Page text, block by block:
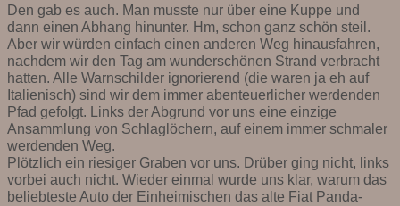
Den gab es auch. Man musste nur über eine Kuppe und
dann einen Abhang hinunter. Hm, schon ganz schön steil.
Aber wir würden einfach einen anderen Weg hinausfahren,
nachdem wir den Tag am wunderschönen Strand verbracht
hatten. Alle Warnschilder ignorierend (die waren ja eh auf
Italienisch) sind wir dem immer abenteuerlicher werdenden
Pfad gefolgt. Links der Abgrund vor uns eine einzige
Ansammlung von Schlaglöchern, auf einem immer schmaler
werdenden Weg.
Plötzlich ein riesiger Graben vor uns. Drüber ging nicht, links
vorbei auch nicht. Wieder einmal wurde uns klar, warum das
beliebteste Auto der Einheimischen das alte Fiat Panda-